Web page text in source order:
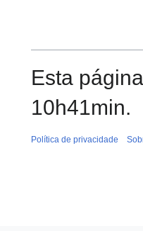
Esta
10h41min.
Política de privacidade